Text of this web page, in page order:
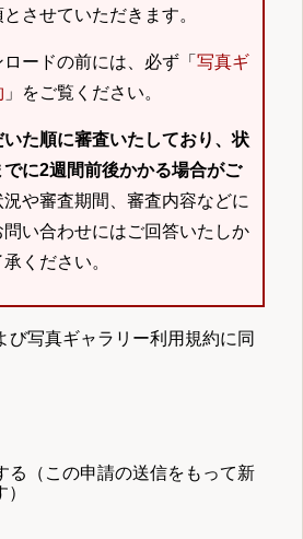
させていただきます。
ードの前には、必ず「 写真ギ
」をご覧ください。
た順に審査いたしており、状
に2週間前後かかる場合がご
況や審査期間、審査内容などに
い合わせにはご回答いたしか
ください。
び写真ギャラリー利用規約に同
る（この申請の送信をもって新